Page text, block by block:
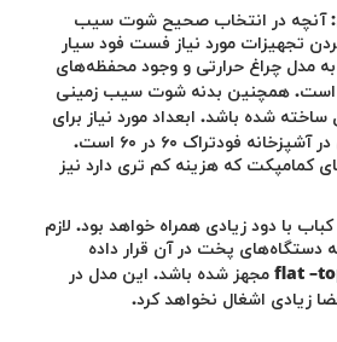
در انتخاب صحیح شوت سیب
تجهیزات مورد نیاز فست فود سیار
مدل چراغ حرارتی و وجود محفظه‌های
است. همچنین بدنه شوت سیب زمینی
ساخته شده باشد. ابعداد مورد نیاز برای
شوت سیب زمینی در آشپزخانه فودتراک ۶۰ در ۶۰ است.
کمامپکت که هزینه کم تری دارد نیز
با دود زیادی همراه خواهد بود. لازم
دستگاه‌های پخت در آن قرار داده
flat مجهز شده باشد. این مدل در
زیادی اشغال نخواهد کرد.